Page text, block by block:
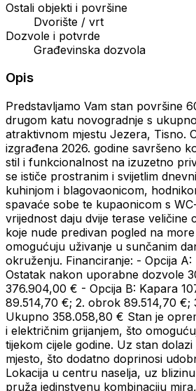
Ostali objekti i površine
Dvorište / vrt
Dozvole i potvrde
Građevinska dozvola
Opis
Predstavljamo Vam stan površine
drugom katu novogradnje s
atraktivnom mjestu Jezera, Tisno.
izgrađena 2026. godine savršeno
stil i funkcionalnost na izuzetno
se ističe prostranim i svijetlim
kuhinjom i blagovaonicom,
spavaće sobe te kupaonicom s
vrijednost daju dvije terase veličine
koje nude predivan pogled na
omogućuju uživanje u sunčanim
okruženju. Financiranje: - Opcija
Ostatak nakon uporabne dozvole
376.904,00 € - Opcija B: Kapara
89.514,70 €; 2. obrok 89.514,70 €;
Ukupno 358.058,80 € Stan je
i električnim grijanjem, što
tijekom cijele godine. Uz stan
mjesto, što dodatno doprinosi
Lokacija u centru naselja, uz
pruža jedinstvenu kombinaciju